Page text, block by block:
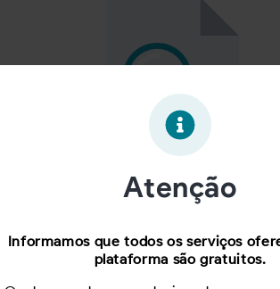
Oportunidade
Atenção
Informamos que todos os serviços
plataforma são gratuitos.